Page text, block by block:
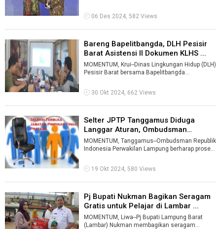
sebagai Kabu ...
06 Des 2024, 582 Views
Bareng Bapelitbangda, DLH Pesisir
Barat Asistensi II Dokumen KLHS ...
MOMENTUM, Krui--Dinas Lingkungan Hidup (DLH)
Pesisir Barat bersama Bapelitbangda
30 Okt 2024, 662 Views
Selter JPTP Tanggamus Diduga
Langgar Aturan, Ombudsman
Lampung Be ...
MOMENTUM, Tanggamus--Ombudsman Republik
Indonesia Perwakilan Lampung berharap proses
19 Okt 2024, 580 Views
Pj Bupati Nukman Bagikan Seragam
Gratis untuk Pelajar di Lambar ...
MOMENTUM, Liwa--Pj Bupati Lampung Barat
(Lambar) Nukman membagikan seragam